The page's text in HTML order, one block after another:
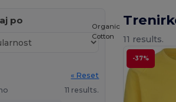
po
« Reset
11 results.
11 results.
-37%
Organic
Cotton